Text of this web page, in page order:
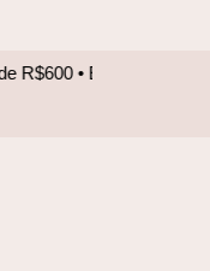
todo Brasil